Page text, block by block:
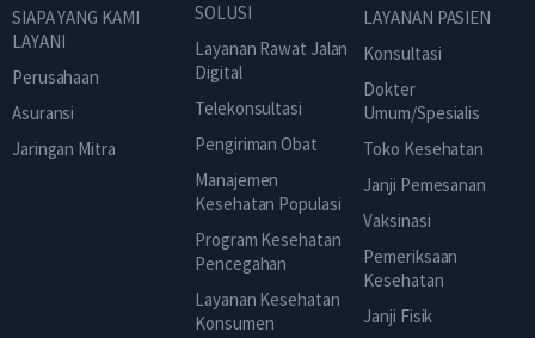
SIAPA YANG KAMI
LAYANI
Perusahaan
Asuransi
Jaringan Mitra
SOLUSI
Layanan Rawat Jalan
Digital
Telekonsultasi
Pengiriman Obat
Manajemen
Kesehatan Populasi
Program Kesehatan
Pencegahan
Layanan Kesehatan
Konsumen
LAYANAN PASIEN
Konsultasi
Dokter
Umum/Spesialis
Toko Kesehatan
Janji Pemesanan
Vaksinasi
Pemeriksaan
Kesehatan
Janji Fisik